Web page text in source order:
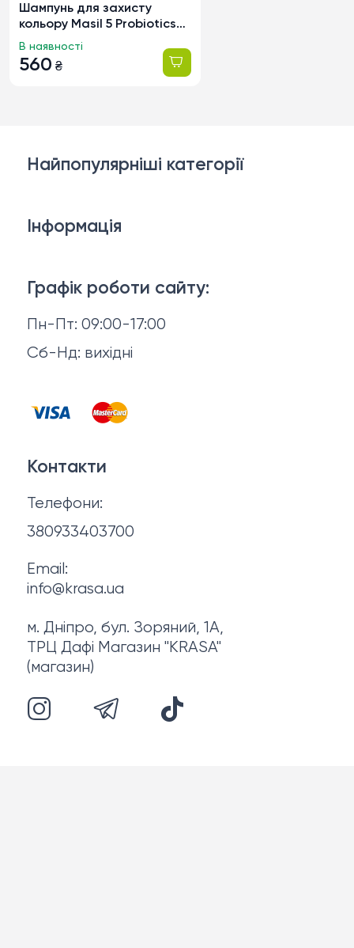
Шампунь для захисту
кольору Masil 5 Probiotics
Color Radiance Shampoo з
пробіотиками, 300мл
560 ₴
В наявності
Графік роботи сайту:
Пн-Пт: 09:00-17:00
Сб-Нд: вихідні
Найпопулярніші категорії
Макіяж
Волосся
Чоловіча косметика
Косметика для манікюру та педикюру
Інформація
Відгуки
Договір оферти
Політика конфіденційності
Про нас
Контакти
Телефони:
380933403700
Email:
info@krasa.ua
м. Дніпро, бул. Зоряний, 1А,
ТРЦ Дафі Магазин "KRASA"
(магазин)